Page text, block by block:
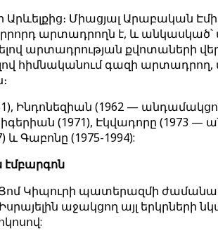
Միացյալ Արաբական
արտադրողն է, և անկասկած՝
արտադրության քվոտաների
հիմնականում գազի արտադրող,
(1962 —
(1971), Էկվադորը (1973
Գաբոնը (1975-1994):
Յոմ Կիպուրի պատերազմի
աջակցող այլ